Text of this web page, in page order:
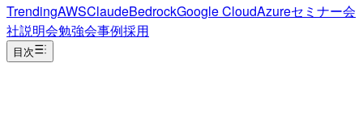
TrendingAWSClaudeBedrockGoogle CloudAzureセミナー会
社説明会勉強会事例採用
目次